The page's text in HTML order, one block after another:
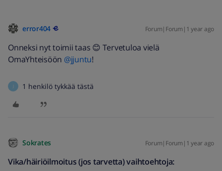
error404 Forum|Forum|1 year ago
Onneksi nyt toimii taas 😊 Tervetuloa vielä
OmaYhteisöön @jjuntu!
1 henkilö tykkää tästä
Sokrates Forum|Forum|1 year ago
Vika/häiriöilmoitus (jos tarvetta) vaihtoehtoja: